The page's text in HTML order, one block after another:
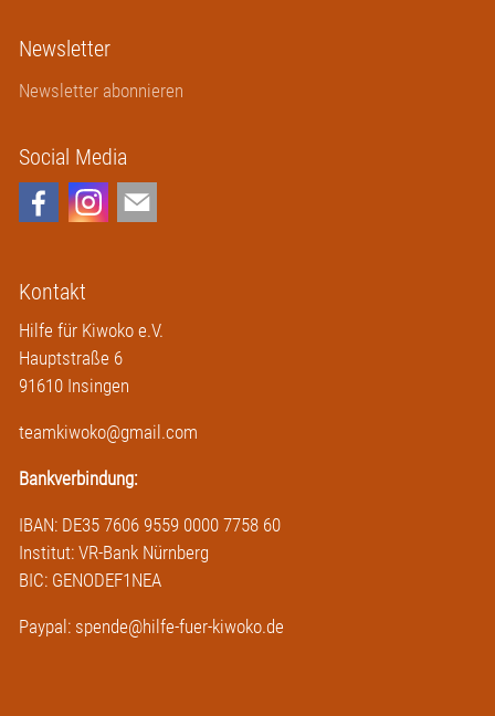
Newsletter
Newsletter abonnieren
Social Media
Kontakt
Hilfe für Kiwoko e.V.
Hauptstraße 6
91610 Insingen
teamkiwoko@gmail.com
Bankverbindung:
IBAN: DE35 7606 9559 0000 7758 60
Institut: VR-Bank Nürnberg
BIC: GENODEF1NEA
Paypal: spende@hilfe-fuer-kiwoko.de